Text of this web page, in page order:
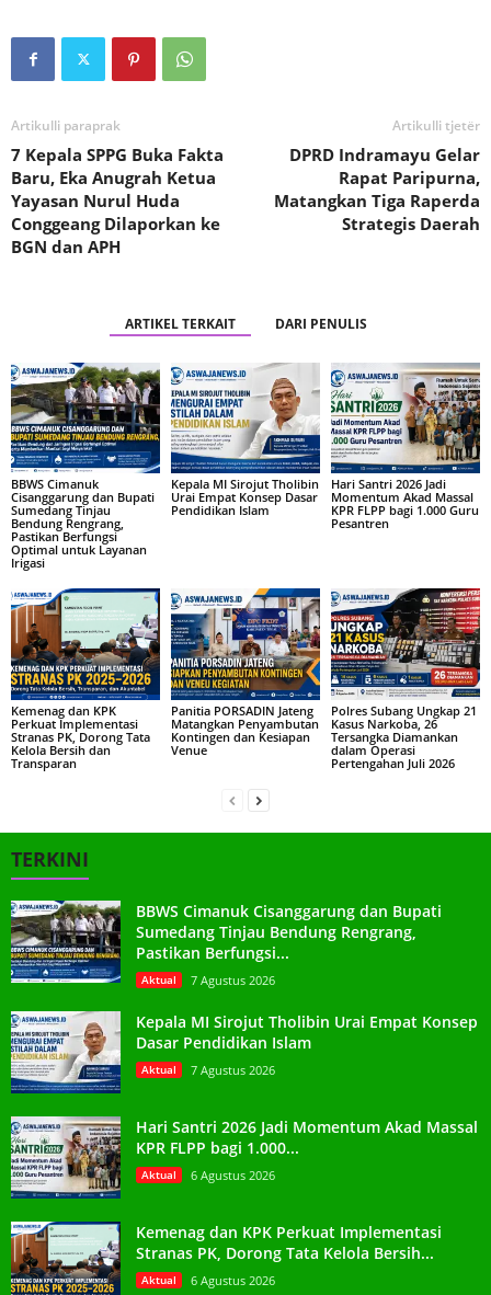
Artikulli paraprak
7 Kepala SPPG Buka Fakta
Baru, Eka Anugrah Ketua
Yayasan Nurul Huda
Conggeang Dilaporkan ke
BGN dan APH
Artikulli tjetër
DPRD Indramayu Gelar
Rapat Paripurna,
Matangkan Tiga Raperda
Strategis Daerah
ARTIKEL TERKAIT DARI PENULIS
BBWS Cimanuk
Cisanggarung dan Bupati
Sumedang Tinjau
Bendung Rengrang,
Pastikan Berfungsi
Optimal untuk Layanan
Irigasi
Kepala MI Sirojut Tholibin
Urai Empat Konsep Dasar
Pendidikan Islam
Hari Santri 2026 Jadi
Momentum Akad Massal
KPR FLPP bagi 1.000 Guru
Pesantren
Kemenag dan KPK
Perkuat Implementasi
Stranas PK, Dorong Tata
Kelola Bersih dan
Transparan
Panitia PORSADIN Jateng
Matangkan Penyambutan
Kontingen dan Kesiapan
Venue
Polres Subang Ungkap 21
Kasus Narkoba, 26
Tersangka Diamankan
dalam Operasi
Pertengahan Juli 2026
TERKINI
BBWS Cimanuk Cisanggarung dan Bupati
Sumedang Tinjau Bendung Rengrang,
Pastikan Berfungsi...
Aktual 7 Agustus 2026
Kepala MI Sirojut Tholibin Urai Empat Konsep
Dasar Pendidikan Islam
Aktual 7 Agustus 2026
Hari Santri 2026 Jadi Momentum Akad Massal
KPR FLPP bagi 1.000...
Aktual 6 Agustus 2026
Kemenag dan KPK Perkuat Implementasi
Stranas PK, Dorong Tata Kelola Bersih...
Aktual 6 Agustus 2026